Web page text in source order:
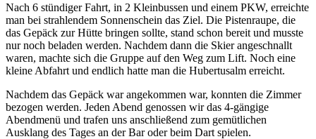
Nach 6 stündiger Fahrt, in 2 Kleinbussen und einem PKW, erreichte
man bei strahlendem Sonnenschein das Ziel. Die Pistenraupe, die
das Gepäck zur Hütte bringen sollte, stand schon bereit und musste
nur noch beladen werden. Nachdem dann die Skier angeschnallt
waren, machte sich die Gruppe auf den Weg zum Lift. Noch eine
kleine Abfahrt und endlich hatte man die Hubertusalm erreicht.
Nachdem das Gepäck war angekommen war, konnten die Zimmer
bezogen werden. Jeden Abend genossen wir das 4-gängige
Abendmenü und trafen uns anschließend zum gemütlichen
Ausklang des Tages an der Bar oder beim Dart spielen.